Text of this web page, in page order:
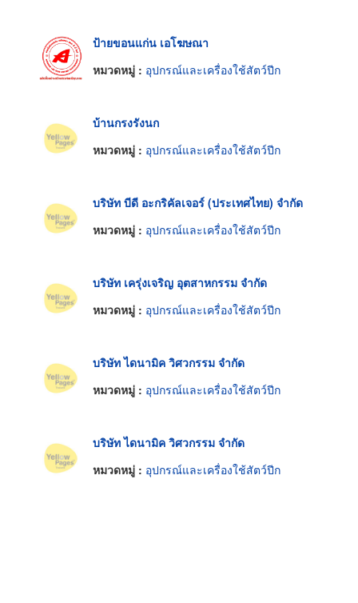
ป้ายขอนแก่น เอโฆษณา
หมวดหมู่ : อุปกรณ์และเครื่องใช้สัตว์ปีก
บ้านกรงรังนก
หมวดหมู่ : อุปกรณ์และเครื่องใช้สัตว์ปีก
บริษัท บีดี อะกริคัลเจอร์ (ประเทศไทย) จำกัด
หมวดหมู่ : อุปกรณ์และเครื่องใช้สัตว์ปีก
บริษัท เครุ่งเจริญ อุตสาหกรรม จำกัด
หมวดหมู่ : อุปกรณ์และเครื่องใช้สัตว์ปีก
บริษัท ไดนามิค วิศวกรรม จำกัด
หมวดหมู่ : อุปกรณ์และเครื่องใช้สัตว์ปีก
บริษัท ไดนามิค วิศวกรรม จำกัด
หมวดหมู่ : อุปกรณ์และเครื่องใช้สัตว์ปีก